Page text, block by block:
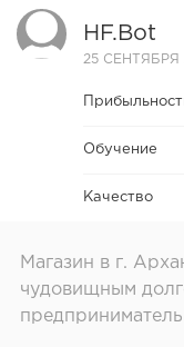
HF.bot
25 СЕНТЯБРЯ
Обучение
Качество
Магазин в г.
чудовищным